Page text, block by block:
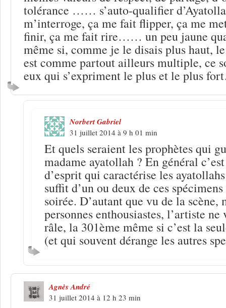
tolérance …… s’auto-qualifier
m’interroge, ça me fait flipper, ça me
finir, ça me fait rire…… un peu jaune
même si, comme je le disais plus haut,
est comme partout ailleurs multiple, ce
eux qui s’expriment le plus et le plus
Norbert Gabriel
31 juillet 2014 à 9 h 01 min
Et quels seraient les prophètes qui
madame ayatollah ? En général
d’esprit qui caractérise les
suffit d’un ou deux de ces
soirée. D’autant que vu de la scène,
personnes enthousiastes, l’artiste
râle, la 301ème même si c’est la
(et qui souvent dérange les autres
Agnès André
31 juillet 2014 à 12 h 23 min